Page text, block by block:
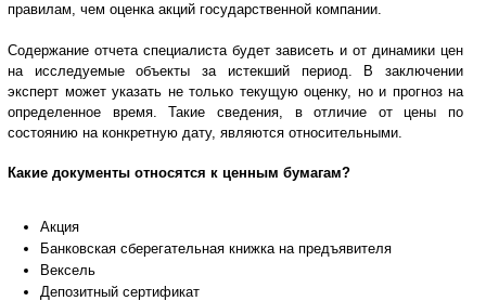
правилам, чем оценка акций государственной компании.
Содержание отчета специалиста будет зависеть и от динамики цен
на исследуемые объекты за истекший период. В заключении
эксперт может указать не только текущую оценку, но и прогноз на
определенное время. Такие сведения, в отличие от цены по
состоянию на конкретную дату, являются относительными.
Какие документы относятся к ценным бумагам?
Акция
Банковская сберегательная книжка на предъявителя
Вексель
Депозитный сертификат